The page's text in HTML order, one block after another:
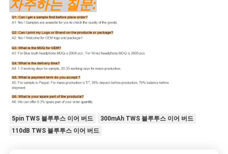
자주하는 질문:
5pin TWS 블루투스 이어 버드
300mAh TWS 블루투스 이어 버드
110dB TWS 블루투스 이어 버드